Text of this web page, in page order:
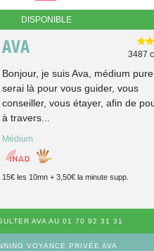
DISPONIBLE
AVA 3487
Bonjour, je suis Ava, médium
serai là pour vous guider, vous
conseiller, vous étayer, afin de
à travers...
Médium
15€ les 10mn + 3,50€ la minute supp.
AVA AU 01 70 92 31 31
VOYANCE PRIVÉE AVA